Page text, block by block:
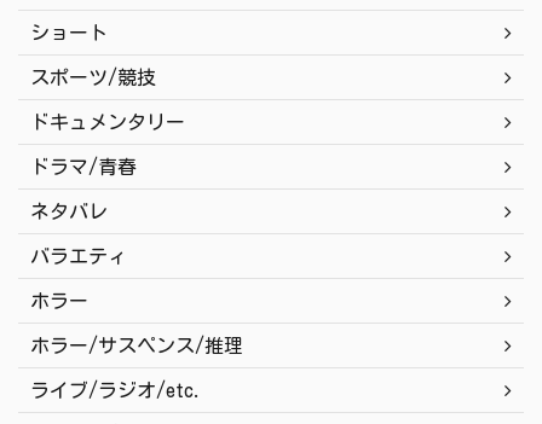
ショート
スポーツ/競技
ドキュメンタリー
ドラマ/青春
ネタバレ
バラエティ
ホラー
ホラー/サスペンス/推理
ライブ/ラジオ/etc.